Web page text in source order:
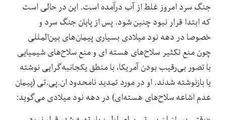
جنگ سرد امروز غلط از آب درآمده است. این در حالی است
که ابتدا قرار نبود چنین شود. پس از پایان جنگ سرد و
خصوصا در دهه نود میلادی بسیاری پیمان‌های بین‌المللی
چون منع تکثیر سلاح‌های هسته ای و منع سلاح‌های شیمیایی
با تصور بی‌رقیب بودن آمریکا، با منطق یکجانبه‌گرایی نوشته
یا بازنوشته شدند. او در مورد تمدید نامحدود ان.پی.تی (پیمان
عدم اشاعه سلاح‌های هسته‌ای) در دهه نود میلادی می‌گوید: